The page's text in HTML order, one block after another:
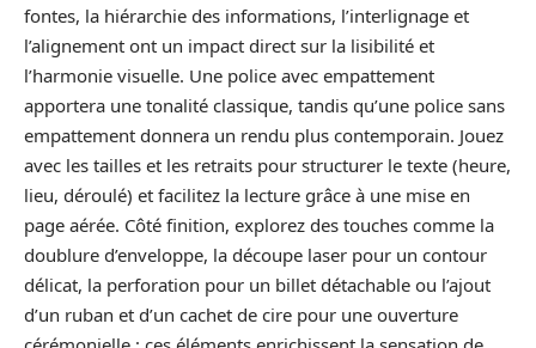
fontes, la hiérarchie des informations, l’interlignage et
l’alignement ont un impact direct sur la lisibilité et
l’harmonie visuelle. Une police avec empattement
apportera une tonalité classique, tandis qu’une police sans
empattement donnera un rendu plus contemporain. Jouez
avec les tailles et les retraits pour structurer le texte (heure,
lieu, déroulé) et facilitez la lecture grâce à une mise en
page aérée. Côté finition, explorez des touches comme la
doublure d’enveloppe, la découpe laser pour un contour
délicat, la perforation pour un billet détachable ou l’ajout
d’un ruban et d’un cachet de cire pour une ouverture